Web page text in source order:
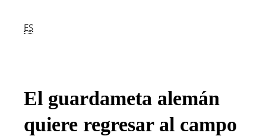
ES
El guardameta alemán
quiere regresar al campo